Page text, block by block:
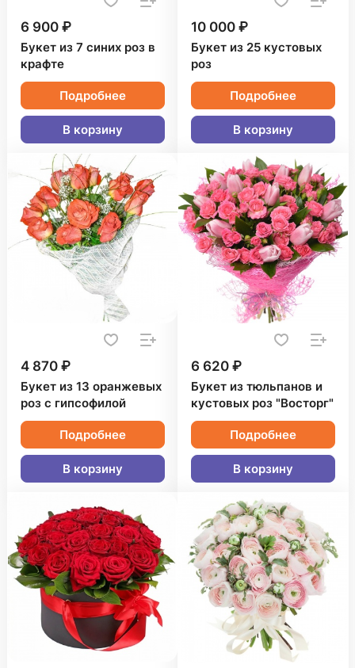
6 900 ₽
Букет из 7 синих роз в
крафте
Подробнее
В корзину
10 000 ₽
Букет из 25 кустовых
роз
Подробнее
В корзину
4 870 ₽
Букет из 13 оранжевых
роз с гипсофилой
Подробнее
В корзину
6 620 ₽
Букет из тюльпанов и
кустовых роз "Восторг"
Подробнее
В корзину